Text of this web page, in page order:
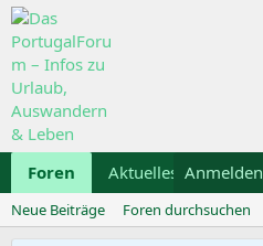
Foren Aktuelles Anmelden
Neue Beiträge Foren durchsuchen